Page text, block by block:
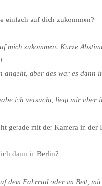
einfach auf dich zukommen?
mich zukommen. Kurze
angeht, aber das war es dann
ich versucht, liegt mir aber
gerade mit der Kamera in der
dann in Berlin?
dem Fahrrad oder im Bett,